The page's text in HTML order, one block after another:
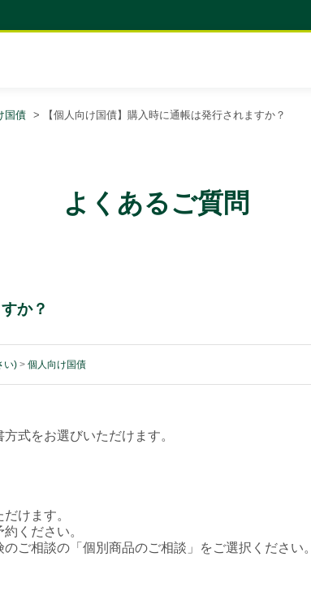
国債 > 【個人向け国債】購入時に通帳は発行されますか？
よくあるご質問
か？
い) > 個人向け国債
式をお選びいただけます。
けます。
ください。
ご相談の「個別商品のご相談」をご選択ください。